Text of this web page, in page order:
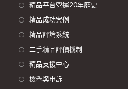
精品平台營運20年歷史
精品成功案例
精品評論系統
二手精品評價機制
精品支援中心
檢舉與申訴